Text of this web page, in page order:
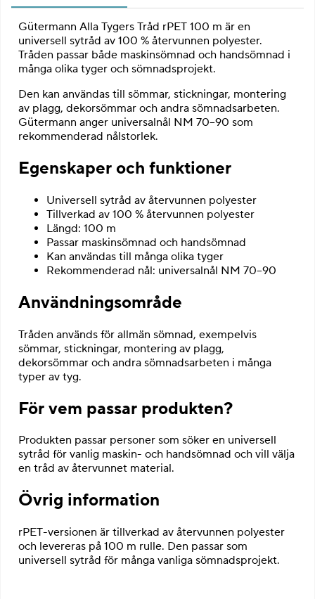
Gütermann Alla Tygers Tråd rPET 100 m är en
universell sytråd av 100 % återvunnen polyester.
Tråden passar både maskinsömnad och handsömnad i
många olika tyger och sömnadsprojekt.
Den kan användas till sömmar, stickningar, montering
av plagg, dekorsömmar och andra sömnadsarbeten.
Gütermann anger universalnål NM 70–90 som
rekommenderad nålstorlek.
Egenskaper och funktioner
Universell sytråd av återvunnen polyester
Tillverkad av 100 % återvunnen polyester
Längd: 100 m
Passar maskinsömnad och handsömnad
Kan användas till många olika tyger
Rekommenderad nål: universalnål NM 70–90
Användningsområde
Tråden används för allmän sömnad, exempelvis
sömmar, stickningar, montering av plagg,
dekorsömmar och andra sömnadsarbeten i många
typer av tyg.
För vem passar produkten?
Produkten passar personer som söker en universell
sytråd för vanlig maskin- och handsömnad och vill välja
en tråd av återvunnet material.
Övrig information
rPET-versionen är tillverkad av återvunnen polyester
och levereras på 100 m rulle. Den passar som
universell sytråd för många vanliga sömnadsprojekt.